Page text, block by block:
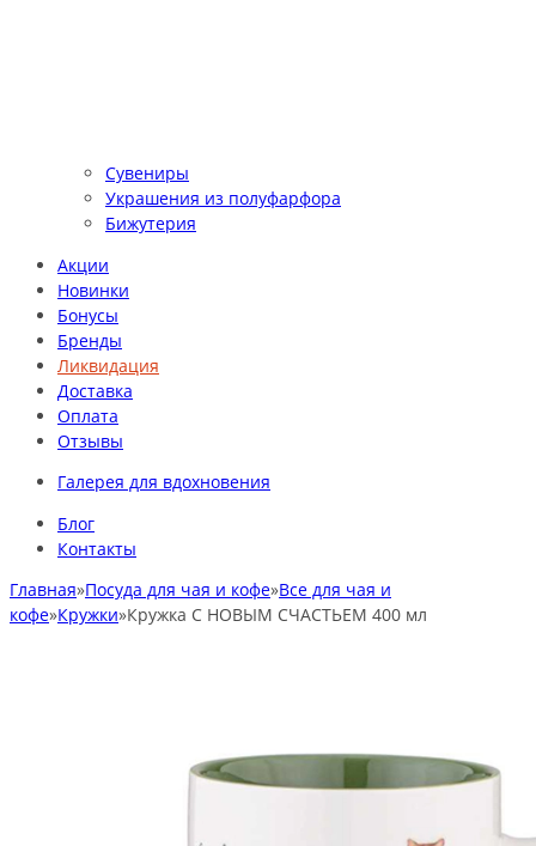
Сувениры
Украшения из полуфарфора
Бижутерия
Акции
Новинки
Бонусы
Бренды
Ликвидация
Доставка
Оплата
Отзывы
Галерея для вдохновения
Блог
Контакты
Главная»Посуда для чая и кофе»Все для чая и
кофе»Кружки»Кружка С НОВЫМ СЧАСТЬЕМ 400 мл